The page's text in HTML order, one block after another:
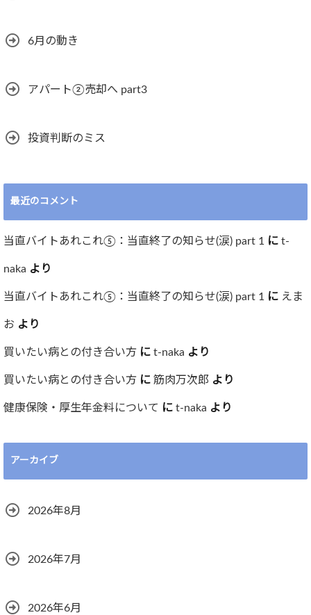
6月の動き
アパート②売却へ part3
投資判断のミス
最近のコメント
当直バイトあれこれ⑤：当直終了の知らせ(涙) part 1 に t-
naka より
当直バイトあれこれ⑤：当直終了の知らせ(涙) part 1 に えま
お より
買いたい病との付き合い方 に t-naka より
買いたい病との付き合い方 に 筋肉万次郎 より
健康保険・厚生年金料について に t-naka より
アーカイブ
2026年8月
2026年7月
2026年6月